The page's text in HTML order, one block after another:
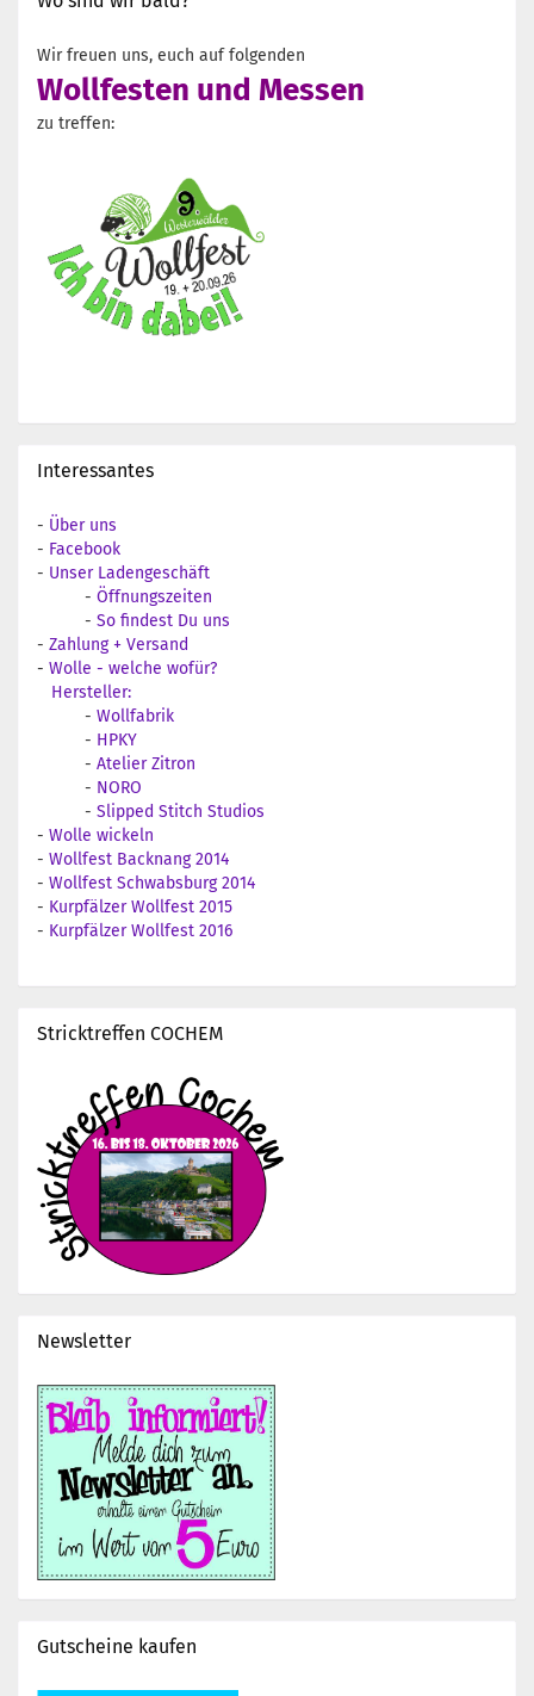
Wir freuen uns, euch auf folgenden
Wollfesten und Messen
zu treffen:
Interessantes
- Über uns
- Facebook
- Unser Ladengeschäft
- Öffnungszeiten
- So findest Du uns
- Zahlung + Versand
- Wolle - welche wofür?
Hersteller:
- Wollfabrik
- HPKY
- Atelier Zitron
- NORO
- Slipped Stitch Studios
- Wolle wickeln
- Wollfest Backnang 2014
- Wollfest Schwabsburg 2014
- Kurpfälzer Wollfest 2015
- Kurpfälzer Wollfest 2016
Stricktreffen COCHEM
Newsletter
Gutscheine kaufen